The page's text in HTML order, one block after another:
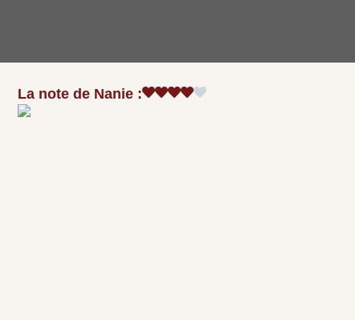
La note de Nanie :